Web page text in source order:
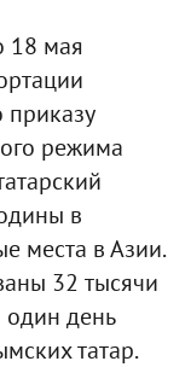
18 мая
приказу
режима
в
места в Азии.
32 тысячи
день
татар.